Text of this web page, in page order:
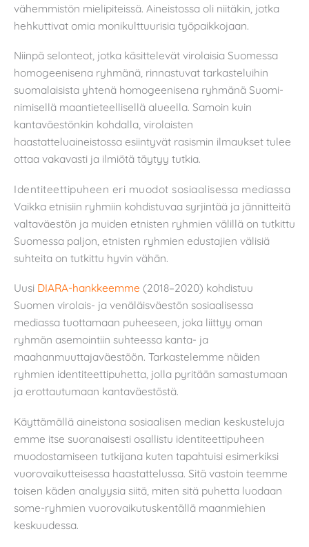
vähemmistön mielipiteissä. Aineistossa oli niitäkin, jotka
hehkuttivat omia monikulttuurisia työpaikkojaan.
Niinpä selonteot, jotka käsittelevät virolaisia Suomessa
homogeenisena ryhmänä, rinnastuvat tarkasteluihin
suomalaisista yhtenä homogeenisena ryhmänä Suomi-
nimisellä maantieteellisellä alueella. Samoin kuin
kantaväestönkin kohdalla, virolaisten
haastatteluaineistossa esiintyvät rasismin ilmaukset tulee
ottaa vakavasti ja ilmiötä täytyy tutkia.
Identiteettipuheen eri muodot sosiaalisessa mediassa
Vaikka etnisiin ryhmiin kohdistuvaa syrjintää ja jännitteitä
valtaväestön ja muiden etnisten ryhmien välillä on tutkittu
Suomessa paljon, etnisten ryhmien edustajien välisiä
suhteita on tutkittu hyvin vähän.
Uusi DIARA-hankkeemme (2018–2020) kohdistuu
Suomen virolais- ja venäläisväestön sosiaalisessa
mediassa tuottamaan puheeseen, joka liittyy oman
ryhmän asemointiin suhteessa kanta- ja
maahanmuuttajaväestöön. Tarkastelemme näiden
ryhmien identiteettipuhetta, jolla pyritään samastumaan
ja erottautumaan kantaväestöstä.
Käyttämällä aineistona sosiaalisen median keskusteluja
emme itse suoranaisesti osallistu identiteettipuheen
muodostamiseen tutkijana kuten tapahtuisi esimerkiksi
vuorovaikutteisessa haastattelussa. Sitä vastoin teemme
toisen käden analyysia siitä, miten sitä puhetta luodaan
some-ryhmien vuorovaikutuskentällä maanmiehien
keskuudessa.